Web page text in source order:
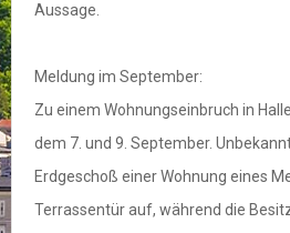
Aussage.
Meldung im September:
Zu einem Wohnungseinbruch in
dem 7. und 9. September.
Erdgeschoß einer Wohnung eines
Terrassentür auf, während die